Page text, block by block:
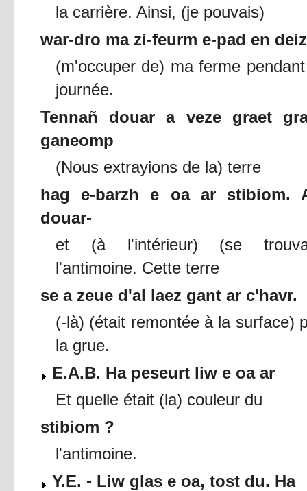
la carrière. Ainsi, (je pouvais)
war-dro ma zi-feurm e-pad en
(m'occuper de) ma ferme
journée.
Tennañ douar a veze graet
ganeomp
(Nous extrayions de la) terre
hag e-barzh e oa ar stibiom.
douar-
et (à l'intérieur) (se
l'antimoine. Cette terre
se a zeue d'al laez gant ar c'havr.
(-là) (était remontée à la surface)
la grue.
E.A.B. Ha peseurt liw e oa ar
Et quelle était (la) couleur du
stibiom ?
l'antimoine.
Y.E. - Liw glas e oa, tost du. Ha